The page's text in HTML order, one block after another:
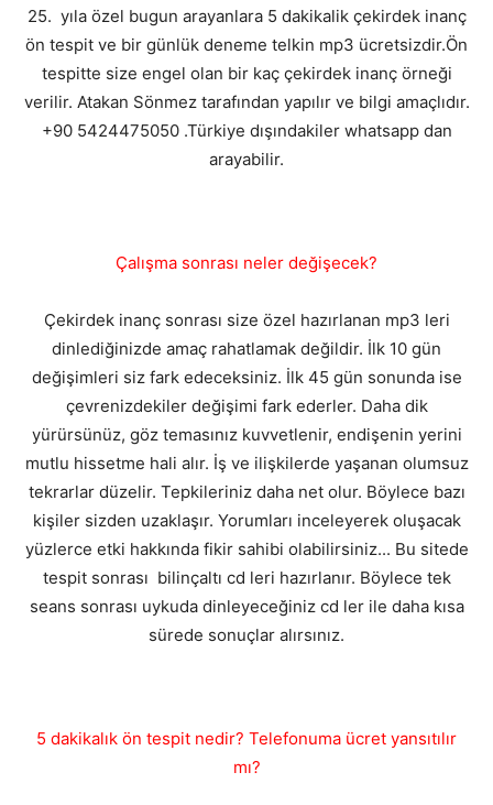
25. yıla özel bugun arayanlara 5 dakikalik çekirdek inanç
ön tespit ve bir günlük deneme telkin mp3 ücretsizdir.Ön
tespitte size engel olan bir kaç çekirdek inanç örneği
verilir. Atakan Sönmez tarafından yapılır ve bilgi amaçlıdır.
+90 5424475050 .Türkiye dışındakiler whatsapp dan
arayabilir.
Çalışma sonrası neler değişecek?
Çekirdek inanç sonrası size özel hazırlanan mp3 leri
dinlediğinizde amaç rahatlamak değildir. İlk 10 gün
değişimleri siz fark edeceksiniz. İlk 45 gün sonunda ise
çevrenizdekiler değişimi fark ederler. Daha dik
yürürsünüz, göz temasınız kuvvetlenir, endişenin yerini
mutlu hissetme hali alır. İş ve ilişkilerde yaşanan olumsuz
tekrarlar düzelir. Tepkileriniz daha net olur. Böylece bazı
kişiler sizden uzaklaşır. Yorumları inceleyerek oluşacak
yüzlerce etki hakkında fikir sahibi olabilirsiniz... Bu sitede
tespit sonrası bilinçaltı cd leri hazırlanır. Böylece tek
seans sonrası uykuda dinleyeceğiniz cd ler ile daha kısa
sürede sonuçlar alırsınız.
5 dakikalık ön tespit nedir? Telefonuma ücret yansıtılır
mı?